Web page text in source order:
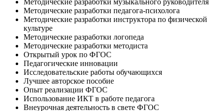
Методические разработки педагога-психолога
Методические разработки инструктора по физической
культуре
Методические разработки логопеда
Методические разработки методиста
Открытый урок по ФГОС
Педагогические инновации
Исследовательские работы обучающихся
Лучшее авторское пособие
Опыт реализации ФГОС
Использование ИКТ в работе педагога
Внеурочная деятельность в свете ФГОС